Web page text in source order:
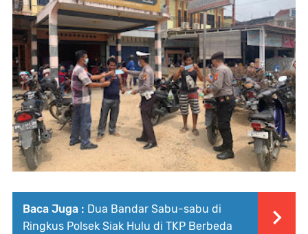
Baca Juga : Dua Bandar Sabu-sabu di
Ringkus Polsek Siak Hulu di TKP Berbeda